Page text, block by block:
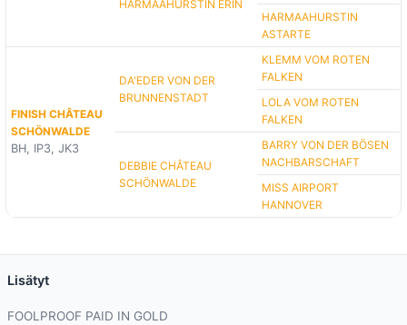
HARMAAHURSTIN ERIN
HARMAAHURSTIN
ASTARTE
FINISH CHÂTEAU
SCHÖNWALDE
BH, IP3, JK3
DA'EDER VON DER
BRUNNENSTADT
KLEMM VOM ROTEN
FALKEN
LOLA VOM ROTEN
FALKEN
DEBBIE CHÂTEAU
SCHÖNWALDE
BARRY VON DER BÖSEN
NACHBARSCHAFT
MISS AIRPORT
HANNOVER
Lisätyt
FOOLPROOF PAID IN GOLD